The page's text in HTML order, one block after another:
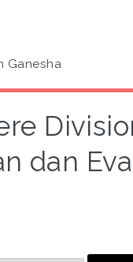
Ganesha
dan